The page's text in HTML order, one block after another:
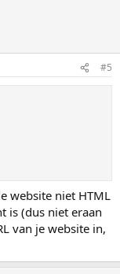
#5
website niet HTML
is (dus niet eraan
van je website in,